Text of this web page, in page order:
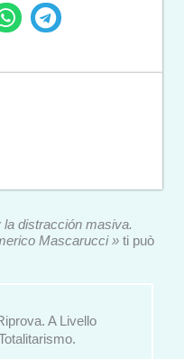
distracción masiva.
Mascarucci » ti può
A Livello